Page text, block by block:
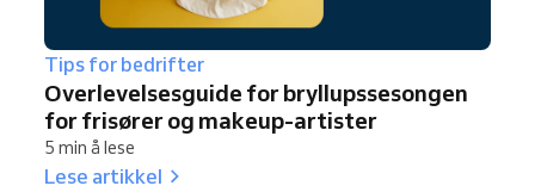
Tips for bedrifter
Overlevelsesguide for bryllupssesongen
for frisører og makeup-artister
5 min å lese
Lese artikkel